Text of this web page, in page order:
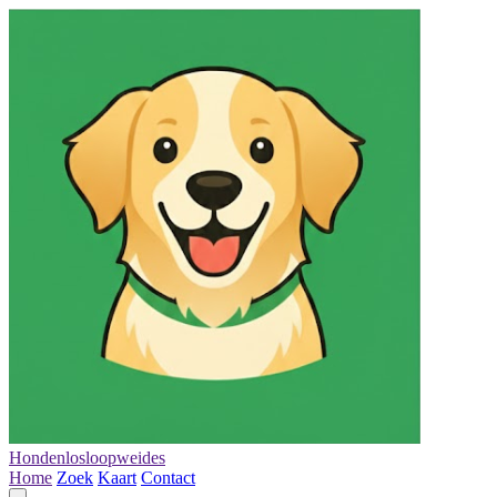
Hondenlosloopweides
Home Zoek Kaart Contact